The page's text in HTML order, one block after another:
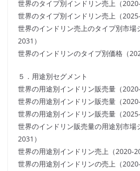
世界のタイプ別インドリン売上（2020-
世界のタイプ別インドリン売上（2025-
世界のインドリン売上のタイプ別市場
2031）
世界のインドリンのタイプ別価格（
５．用途別セグメント
世界の用途別インドリン販売量（2020-
世界の用途別インドリン販売量（2020-
世界の用途別インドリン販売量（2025-
世界のインドリン販売量の用途別市場
2031）
世界の用途別インドリン売上（2020-
世界の用途別インドリンの売上（2020-